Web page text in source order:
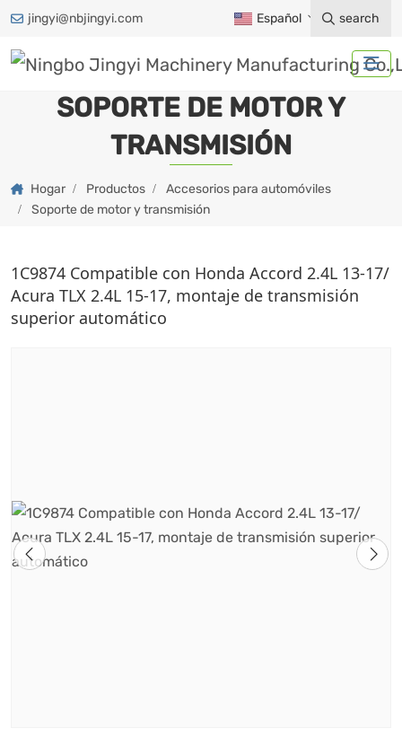
jingyi@nbjingyi.com Español search
SOPORTE DE MOTOR Y
TRANSMISIÓN
Hogar Productos
Accesorios para automóviles
Soporte de motor y transmisión
1C9874 Compatible con Honda Accord 2.4L 13-17/
Acura TLX 2.4L 15-17, montaje de transmisión
superior automático